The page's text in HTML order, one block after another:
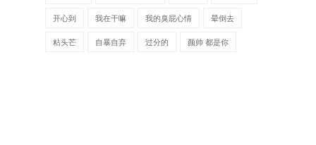
开心到 我在干嘛 我的臭屁心情 晕倒去
粘头芒 自暴自弃 过分的 颜帅 都是你